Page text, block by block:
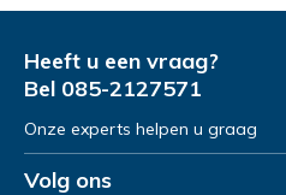
Heeft u een vraag?
Bel 085-2127571
Onze experts helpen u graag
Volg ons